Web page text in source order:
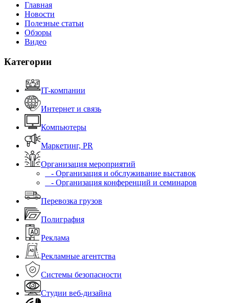
Главная
Новости
Полезные статьи
Обзоры
Видео
Категории
IT-компании
Интернет и связь
Компьютеры
Маркетинг, PR
Организация мероприятий
- Организация и обслуживание выставок
- Организация конференций и семинаров
Перевозка грузов
Полиграфия
Реклама
Рекламные агентства
Системы безопасности
Студии веб-дизайна